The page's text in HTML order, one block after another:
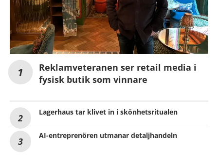
Reklamveteranen ser retail media i
fysisk butik som vinnare
Lagerhaus tar klivet in i skönhetsritualen
AI-entreprenören utmanar detaljhandeln